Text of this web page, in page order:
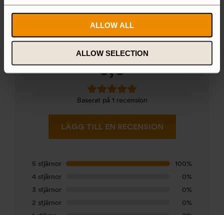
ALLOW ALL
ALLOW SELECTION
1 recension avTrangiakök 25-
5,0
Baserat på 1 recension
LÄGG TILL EN RECENSION
5 stjärnor
100%
4 stjärnor
0%
3 stjärnor
0%
2 stjärnor
0%